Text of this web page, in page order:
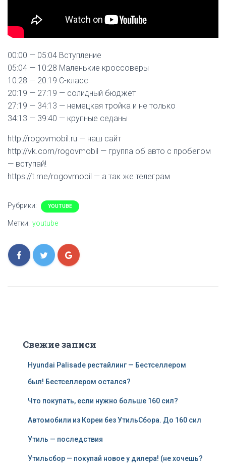
00:00 — 05:04 Вступление
05:04 — 10:28 Маленькие кроссоверы
10:28 — 20:19 С-класс
20:19 — 27:19 — солидный бюджет
27:19 — 34:13 — немецкая тройка и не только
34:13 — 39:40 — крупные седаны
http://rogovmobil.ru — наш сайт
http://vk.com/rogovmobil — группа об авто с пробегом
— вступай!
https://t.me/rogovmobil — а так же телеграм
Рубрики: YOUTUBE
Метки: youtube
Свежие записи
Hyundai Palisade рестайлинг — Бестселлером
был! Бестселлером остался?
Что покупать, если нужно больше 160 сил?
Автомобили из Кореи без УтильСбора. До 160 сил
Утиль — последствия
Утильсбор — покупай новое у дилера! (не хочешь?